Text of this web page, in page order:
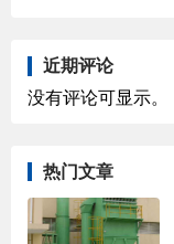
近期评论
没有评论可显示。
热门文章